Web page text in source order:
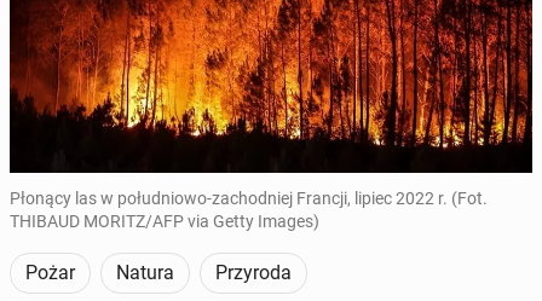
Płonący las w południowo-zachodniej Francji, lipiec 2022 r. (Fot.
THIBAUD MORITZ/AFP via Getty Images)
Pożar Natura Przyroda